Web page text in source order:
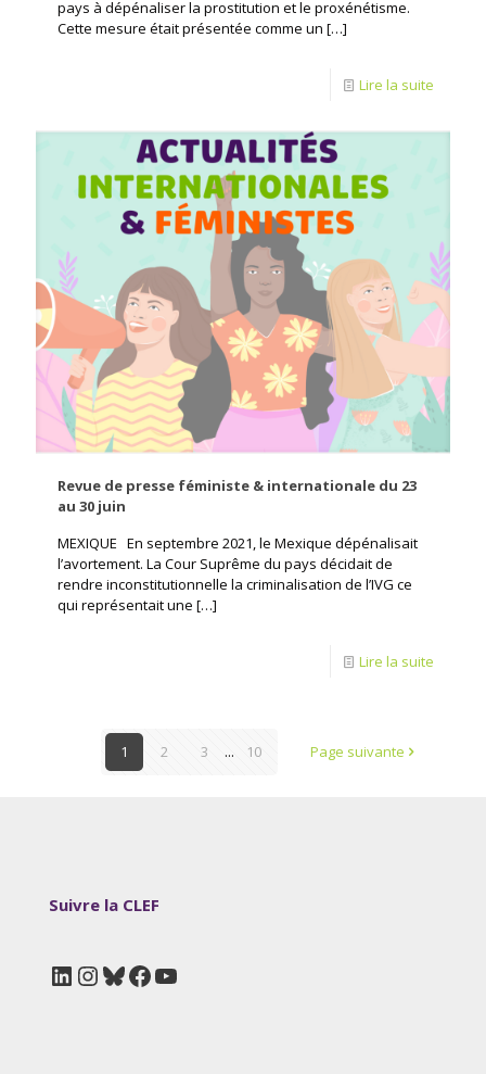
pays à dépénaliser la prostitution et le proxénétisme.
Cette mesure était présentée comme un […]
Lire la suite
Revue de presse féministe & internationale du 23
au 30 juin
MEXIQUE En septembre 2021, le Mexique dépénalisait
l’avortement. La Cour Suprême du pays décidait de
rendre inconstitutionnelle la criminalisation de l’IVG ce
qui représentait une […]
Lire la suite
1 2 3 ... 10 Page suivante
Suivre la CLEF
LinkedIn
Instagram
Bluesky
Facebook
YouTube